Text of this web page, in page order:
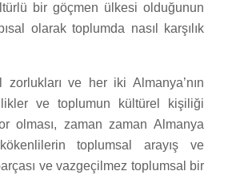
bir göçmen ülkesi olduğunun
olarak toplumda nasıl karşılık
zorlukları ve her iki Almanya’nın
ve toplumun kültürel kişiliği
olması, zaman zaman Almanya
toplumsal arayış ve
ve vazgeçilmez toplumsal bir